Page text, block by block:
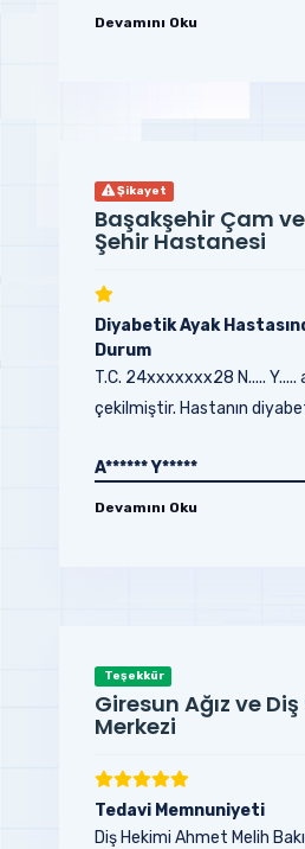
Devamını Oku
Şikayet
Başakşehir Çam
Şehir Hastanesi
Diyabetik Ayak
Durum
T.C. 24xxxxxxx28 N..... Y.....
çekilmiştir. Hastanın
A****** Y*****
Devamını Oku
Teşekkür
Giresun Ağız ve Diş
Merkezi
Tedavi Memnuniyeti
Diş Hekimi Ahmet Melih